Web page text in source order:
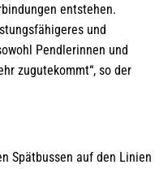
entstehen.
und
Pendlerinnen und
zugutekommt“, so der
Spätbussen auf den Linien